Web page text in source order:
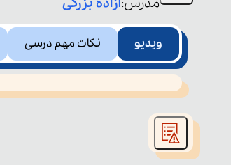
ویدیو نکات مهم درسی
This
is
window.